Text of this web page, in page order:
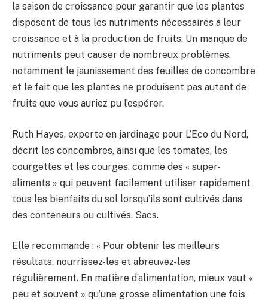
la saison de croissance pour garantir que les plantes
disposent de tous les nutriments nécessaires à leur
croissance et à la production de fruits. Un manque de
nutriments peut causer de nombreux problèmes,
notamment le jaunissement des feuilles de concombre
et le fait que les plantes ne produisent pas autant de
fruits que vous auriez pu l’espérer.
Ruth Hayes, experte en jardinage pour L’Eco du Nord,
décrit les concombres, ainsi que les tomates, les
courgettes et les courges, comme des « super-
aliments » qui peuvent facilement utiliser rapidement
tous les bienfaits du sol lorsqu’ils sont cultivés dans
des conteneurs ou cultivés. Sacs.
Elle recommande : « Pour obtenir les meilleurs
résultats, nourrissez-les et abreuvez-les
régulièrement. En matière d’alimentation, mieux vaut «
peu et souvent » qu’une grosse alimentation une fois